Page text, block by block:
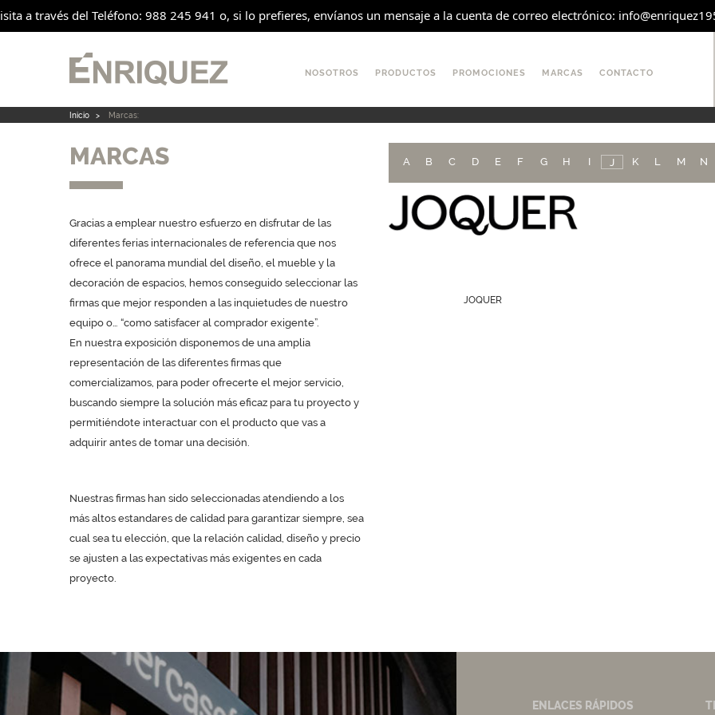
a través del Teléfono: 988 245 941 o, si lo prefieres, envíanos un mensaje a la cuenta de correo electrónico:
NOSOTROS PRODUCTOS PROMOCIONES MARCAS CONTACTO
Inicio > Marcas:
MARCAS
Gracias a emplear nuestro esfuerzo en disfrutar de las
diferentes ferias internacionales de referencia que nos
ofrece el panorama mundial del diseño, el mueble y la
decoración de espacios, hemos conseguido seleccionar las
firmas que mejor responden a las inquietudes de nuestro
equipo o… “como satisfacer al comprador exigente”.
En nuestra exposición disponemos de una amplia
representación de las diferentes firmas que
comercializamos, para poder ofrecerte el mejor servicio,
buscando siempre la solución más eficaz para tu proyecto y
permitiéndote interactuar con el producto que vas a
adquirir antes de tomar una decisión.
Nuestras firmas han sido seleccionadas atendiendo a los
más altos estandares de calidad para garantizar siempre, sea
cual sea tu elección, que la relación calidad, diseño y precio
se ajusten a las expectativas más exigentes en cada
proyecto.
A B C D E F G H I J K L M N
JOQUER
ENLACES RÁPIDOS